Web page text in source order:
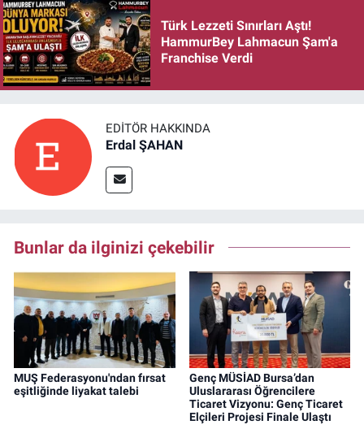
Türk Lezzeti Sınırları Aştı!
HammurBey Lahmacun Şam'a
Franchise Verdi
EDITÖR HAKKINDA
Erdal ŞAHAN
Bunlar da ilginizi çekebilir
MUŞ Federasyonu'ndan fırsat
eşitliğinde liyakat talebi
Genç MÜSİAD Bursa’dan
Uluslararası Öğrencilere
Ticaret Vizyonu: Genç Ticaret
Elçileri Projesi Finale Ulaştı